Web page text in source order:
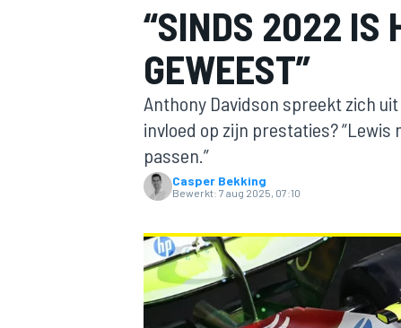
MOTOGP
“SINDS 2022 IS
GEWEEST”
Anthony Davidson spreekt zich
invloed op zijn prestaties?
passen.”
Casper Bekking
Bewerkt: 7 aug 2025, 07:10